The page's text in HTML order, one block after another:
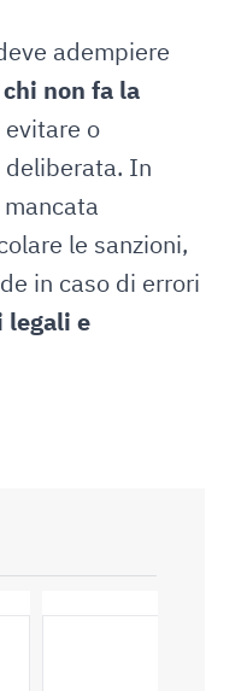
adempiere
non fa la
o
In
le sanzioni,
in caso di errori
legali e